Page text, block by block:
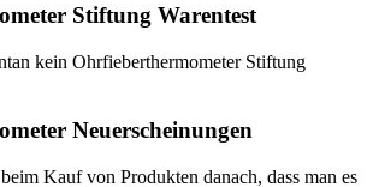
Stiftung Warentest
kein Ohrfieberthermometer Stiftung
Neuerscheinungen
Kauf von Produkten danach, dass man es